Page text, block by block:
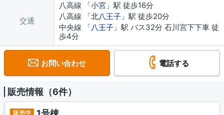
交通
八高線 「小宮 」駅 徒歩16分
八高線 「北八王子 」駅 徒歩20分
中央線 「八王子 」駅 バス32分 石川宮下下車 徒
歩4分
お問い合わせ 電話する
販売情報（6件）
販売中